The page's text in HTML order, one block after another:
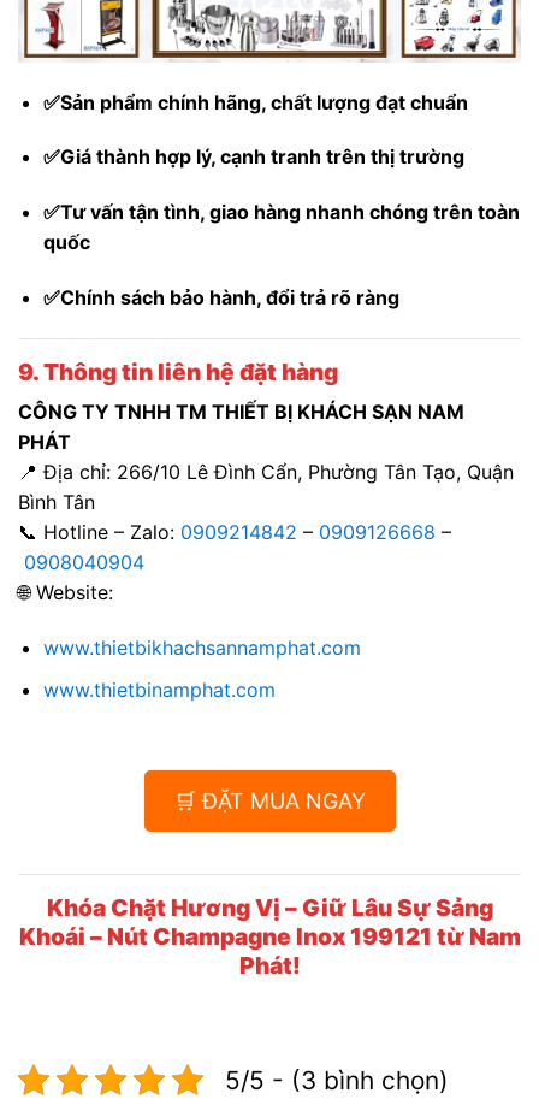
✅Sản phẩm chính hãng, chất lượng đạt chuẩn
✅Giá thành hợp lý, cạnh tranh trên thị trường
✅Tư vấn tận tình, giao hàng nhanh chóng trên toàn
quốc
✅Chính sách bảo hành, đổi trả rõ ràng
9. Thông tin liên hệ đặt hàng
CÔNG TY TNHH TM THIẾT BỊ KHÁCH SẠN NAM
PHÁT
📍 Địa chỉ: 266/10 Lê Đình Cẩn, Phường Tân Tạo, Quận
Bình Tân
📞 Hotline – Zalo: 0909214842 – 0909126668 –
0908040904
🌐 Website:
www.thietbikhachsannamphat.com
www.thietbinamphat.com
🛒 ĐẶT MUA NGAY
Khóa Chặt Hương Vị – Giữ Lâu Sự Sảng
Khoái – Nút Champagne Inox 199121 từ Nam
Phát!
5/5 - (3 bình chọn)